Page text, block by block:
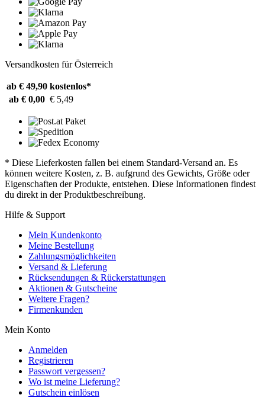
Versandkosten für Österreich
ab € 49,90 kostenlos*
ab € 0,00 € 5,49
* Diese Lieferkosten fallen bei einem Standard-Versand an. Es
können weitere Kosten, z. B. aufgrund des Gewichts, Größe oder
Eigenschaften der Produkte, entstehen. Diese Informationen findest
du direkt in der Produktbeschreibung.
Hilfe & Support
Mein Kundenkonto
Meine Bestellung
Zahlungsmöglichkeiten
Versand & Lieferung
Rücksendungen & Rückerstattungen
Aktionen & Gutscheine
Weitere Fragen?
Firmenkunden
Mein Konto
Anmelden
Registrieren
Passwort vergessen?
Wo ist meine Lieferung?
Gutschein einlösen